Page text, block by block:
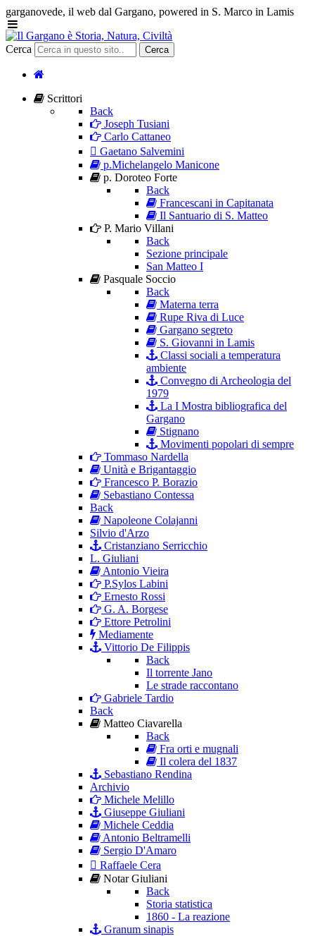
garganovede, il web dal Gargano, powered in S. Marco in Lamis
Cerca Cerca
Scrittori
Back
Joseph Tusiani
Carlo Cattaneo
Gaetano Salvemini
p.Michelangelo Manicone
p. Doroteo Forte
Back
Francescani in Capitanata
Il Santuario di S. Matteo
P. Mario Villani
Back
Sezione principale
San Matteo I
Pasquale Soccio
Back
Materna terra
Rupe Riva di Luce
Gargano segreto
S. Giovanni in Lamis
Classi sociali a temperatura
ambiente
Convegno di Archeologia del
1979
La I Mostra bibliografica del
Gargano
Stignano
Movimenti popolari di sempre
Tommaso Nardella
Unità e Brigantaggio
Francesco P. Borazio
Sebastiano Contessa
Back
Napoleone Colajanni
Silvio d'Arzo
Cristanziano Serricchio
L. Giuliani
Antonio Vieira
P.Sylos Labini
Ernesto Rossi
G. A. Borgese
Ettore Petrolini
Mediamente
Vittorio De Filippis
Back
Il torrente Jano
Le strade raccontano
Gabriele Tardio
Back
Matteo Ciavarella
Back
Fra orti e mugnali
Il colera del 1837
Sebastiano Rendina
Archivio
Michele Melillo
Giuseppe Giuliani
Michele Ceddia
Antonio Beltramelli
Sergio D'Amaro
Raffaele Cera
Notar Giuliani
Back
Storia statistica
1860 - La reazione
Granum sinapis